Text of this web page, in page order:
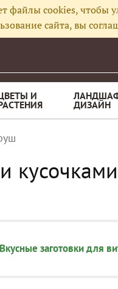
файлы cookies, чтобы
сайта, вы
И
ДИЗАЙН
заготовки для